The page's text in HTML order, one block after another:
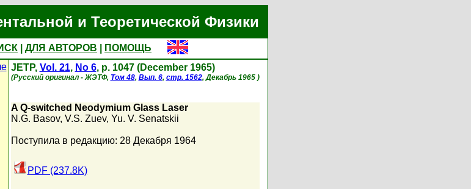
и Теоретической Физики
ДЛЯ АВТОРОВ
ПОМОЩЬ
JETP, Vol. 21, No 6, p. 1047 (December 1965)
(Русский оригинал - ЖЭТФ, Том 48, Вып. 6, стр. 1562, Декабрь 1965 )
A Q-switched Neodymium Glass Laser
N.G. Basov, V.S. Zuev, Yu. V. Senatskii
Поступила в редакцию: 28 Декабря 1964
PDF (237.8K)